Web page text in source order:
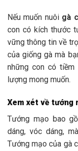
Nếu muốn nuôi gà
con có kích thước
vững thông tin về
của giống gà mà
những con có
lượng mong muốn.
Xem xét về tướng
Tướng mạo bao
dáng, vóc dáng,
Tướng mạo của gà